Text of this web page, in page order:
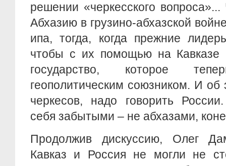
решении «черкесского
Абхазию в грузино-абхазской
ипа, тогда, когда прежние
чтобы с их помощью на Кавказе
государство, которое
геополитическим союзником. И
черкесов, надо говорить
себя забытыми – не абхазами,
Продолжив дискуссию, Олег
Кавказ и Россия не могли не